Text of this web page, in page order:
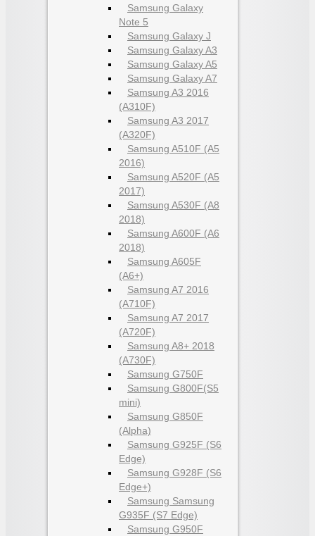
Samsung Galaxy
Note 5
Samsung Galaxy J
Samsung Galaxy A3
Samsung Galaxy A5
Samsung Galaxy A7
Samsung A3 2016
(A310F)
Samsung A3 2017
(A320F)
Samsung A510F (A5
2016)
Samsung A520F (A5
2017)
Samsung A530F (A8
2018)
Samsung A600F (A6
2018)
Samsung A605F
(A6+)
Samsung A7 2016
(A710F)
Samsung A7 2017
(A720F)
Samsung A8+ 2018
(A730F)
Samsung G750F
Samsung G800F(S5
mini)
Samsung G850F
(Alpha)
Samsung G925F (S6
Edge)
Samsung G928F (S6
Edge+)
Samsung Samsung
G935F (S7 Edge)
Samsung G950F